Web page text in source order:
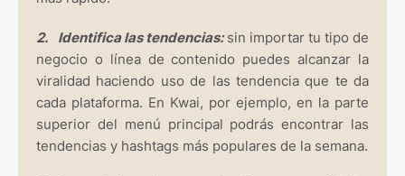
2. Identifica las tendencias:sin importar tu tipo de
negocio o línea de contenido puedes alcanzar la
viralidad haciendo uso de las tendencia que te da
cada plataforma. En Kwai, por ejemplo, en la parte
superior del menú principal podrás encontrar las
tendencias y hashtags más populares de la semana.